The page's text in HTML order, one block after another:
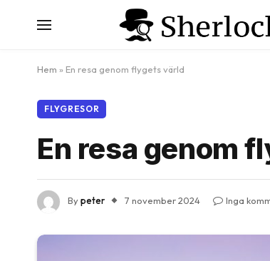
Hem » En resa genom flygets värld
FLYGRESOR
En resa genom
Bypeter 7 november 2024 Inga